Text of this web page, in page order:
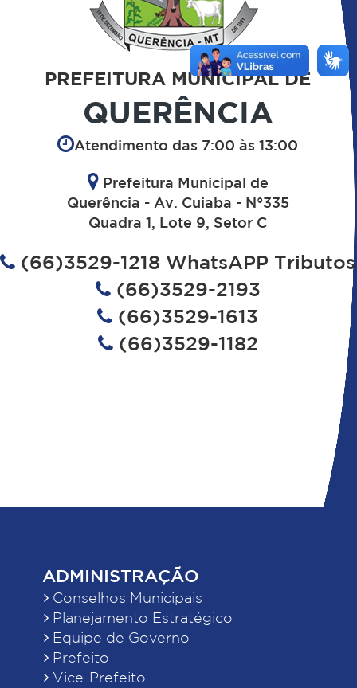
PREFEITURA MUNICIPAL DE
QUERÊNCIA
Atendimento das 7:00 às 13:00
Prefeitura Municipal de
Querência - Av. Cuiaba - N°335
Quadra 1, Lote 9, Setor C
(66)3529-1218 WhatsAPP Tributos
(66)3529-2193
(66)3529-1613
(66)3529-1182
ADMINISTRAÇÃO
Conselhos Municipais
Planejamento Estratégico
Equipe de Governo
Prefeito
Vice-Prefeito